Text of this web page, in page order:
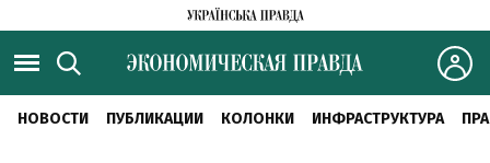
НОВОСТИ ПУБЛИКАЦИИ КОЛОНКИ ИНФРАСТРУКТУРА